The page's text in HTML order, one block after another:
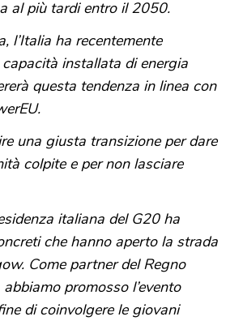
al più tardi entro il 2050.
l’Italia ha recentemente
installata di energia
questa tendenza in linea con
una giusta transizione per dare
colpite e per non lasciare
italiana del G20 ha
che hanno aperto la strada
Come partner del Regno
promosso l’evento
di coinvolgere le giovani